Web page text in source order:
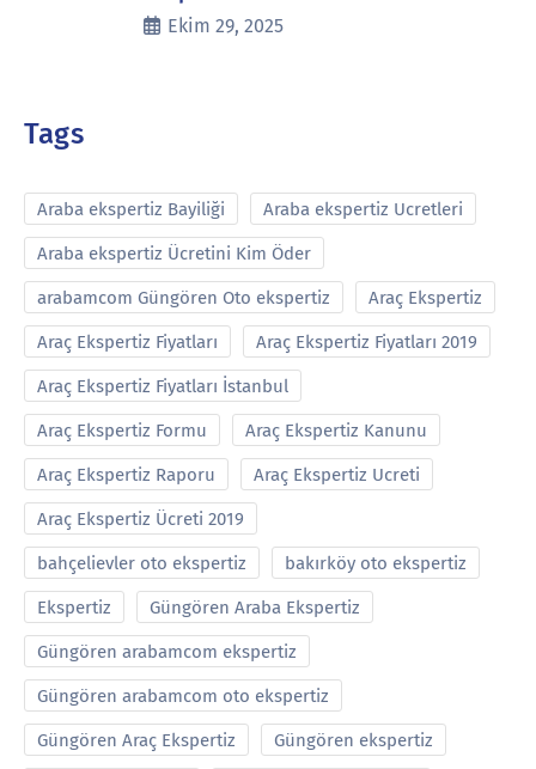
Ekim 29, 2025
Tags
Araba ekspertiz Bayiliği Araba ekspertiz Ucretleri
Araba ekspertiz Ücretini Kim Öder
arabamcom Güngören Oto ekspertiz Araç Ekspertiz
Araç Ekspertiz Fiyatları Araç Ekspertiz Fiyatları 2019
Araç Ekspertiz Fiyatları İstanbul
Araç Ekspertiz Formu Araç Ekspertiz Kanunu
Araç Ekspertiz Raporu Araç Ekspertiz Ucreti
Araç Ekspertiz Ücreti 2019
bahçelievler oto ekspertiz bakırköy oto ekspertiz
Ekspertiz Güngören Araba Ekspertiz
Güngören arabamcom ekspertiz
Güngören arabamcom oto ekspertiz
Güngören Araç Ekspertiz Güngören ekspertiz